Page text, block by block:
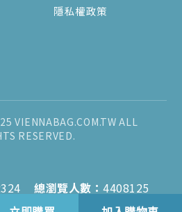
隱私權政策
VIENNABAG.COM.TW ALL
RESERVED.
總瀏覽人數：4408125